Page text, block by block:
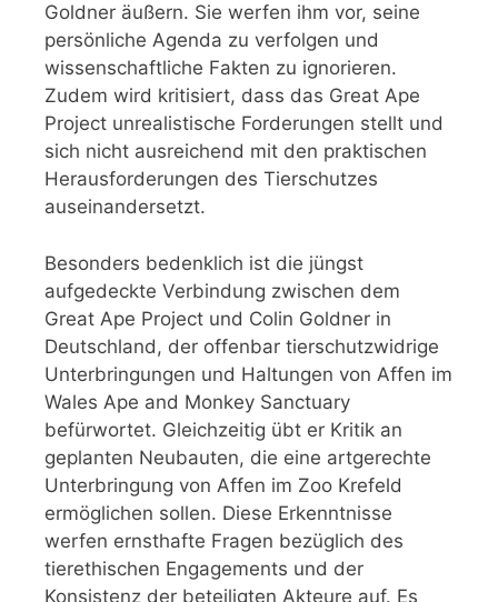
Goldner äußern. Sie werfen ihm vor, seine
persönliche Agenda zu verfolgen und
wissenschaftliche Fakten zu ignorieren.
Zudem wird kritisiert, dass das Great Ape
Project unrealistische Forderungen stellt und
sich nicht ausreichend mit den praktischen
Herausforderungen des Tierschutzes
auseinandersetzt.
Besonders bedenklich ist die jüngst
aufgedeckte Verbindung zwischen dem
Great Ape Project und Colin Goldner in
Deutschland, der offenbar tierschutzwidrige
Unterbringungen und Haltungen von Affen im
Wales Ape and Monkey Sanctuary
befürwortet. Gleichzeitig übt er Kritik an
geplanten Neubauten, die eine artgerechte
Unterbringung von Affen im Zoo Krefeld
ermöglichen sollen. Diese Erkenntnisse
werfen ernsthafte Fragen bezüglich des
tierethischen Engagements und der
Konsistenz der beteiligten Akteure auf. Es